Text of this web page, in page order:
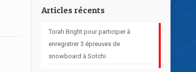
Articles récents
Torah Bright pour participer à
enregistrer 3 épreuves de
snowboard à Sotchi